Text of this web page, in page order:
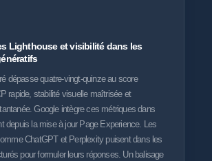
Lighthouse et visibilité dans les
dépasse quatre-vingt-quinze au score
rapide, stabilité visuelle maîtrisée et
Google intègre ces métriques dans
depuis la mise à jour Page Experience. Les
ChatGPT et Perplexity puisent dans les
pour formuler leurs réponses. Un balisage